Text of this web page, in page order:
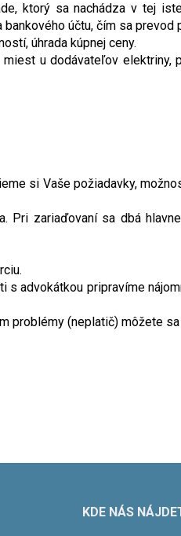
ktorý sa nachádza v tej
účtu, čím sa
úhrada kúpnej ceny.
u dodávateľov elektriny,
si Vaše požiadavky,
Pri zariaďovaní sa dbá
advokátkou pripravíme
problémy (neplatič) môžete
KDE NÁS